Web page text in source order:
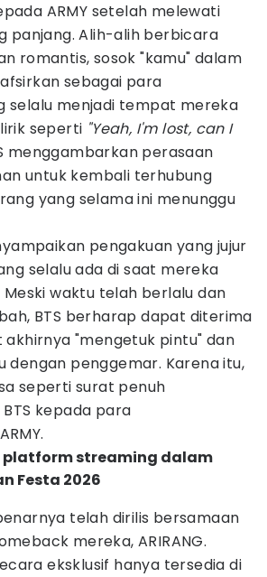
ARMY setelah melewati
panjang. Alih-alih berbicara
romantis, sosok "kamu" dalam
sebagai para
selalu menjadi tempat mereka
seperti "Yeah, I'm lost, can I
menggambarkan perasaan
untuk kembali terhubung
yang selama ini menunggu
pengakuan yang jujur
selalu ada di saat mereka
waktu telah berlalu dan
BTS berharap dapat diterima
"mengetuk pintu" dan
dengan penggemar. Karena itu,
seperti surat penuh
kepada para
platform streaming dalam
Festa 2026
telah dirilis bersamaan
mereka, ARIRANG.
eksklusif hanya tersedia di